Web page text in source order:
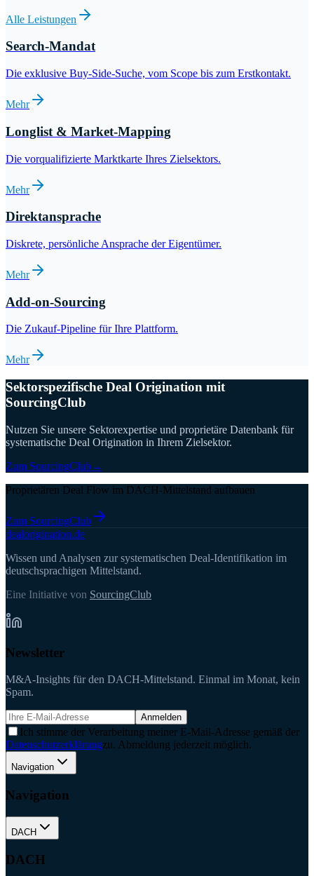
Alle Leistungen
Search-Mandat
Die exklusive Buy-Side-Suche, vom Scope bis zum Erstkontakt.
Mehr
Longlist & Market-Mapping
Die vorqualifizierte Marktkarte Ihres Zielsektors.
Mehr
Direktansprache
Diskrete, persönliche Ansprache der Eigentümer.
Mehr
Add-on-Sourcing
Die Zukauf-Pipeline für Ihre Plattform.
Mehr
Sektorspezifische Deal Origination mit
SourcingClub
Nutzen Sie unsere Sektorexpertise und proprietäre Datenbank für
systematische Deal Origination in Ihrem Zielsektor.
Zum SourcingClub→
Proprietären Deal Flow im DACH-Mittelstand aufbauen
Zum SourcingClub
dealorigination.de
Wissen und Analysen zur systematischen Deal-Identifikation im
deutschsprachigen Mittelstand.
Eine Initiative von SourcingClub
Newsletter
M&A-Insights für den DACH-Mittelstand. Einmal im Monat, kein
Spam.
Anmelden
Ich stimme der Verarbeitung meiner E-Mail-Adresse gemäß der
Datenschutzerklärungzu. Abmeldung jederzeit möglich.
Navigation
Navigation
DACH
DACH